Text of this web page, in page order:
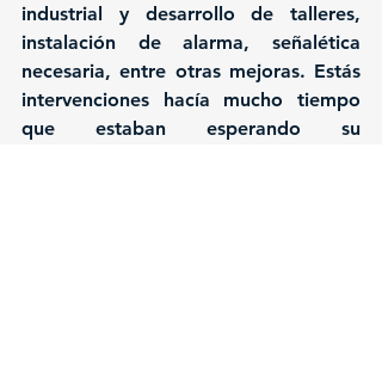
industrial y desarrollo de talleres,
instalación de alarma, señalética
necesaria, entre otras mejoras. Estás
intervenciones hacía mucho tiempo
que estaban esperando su